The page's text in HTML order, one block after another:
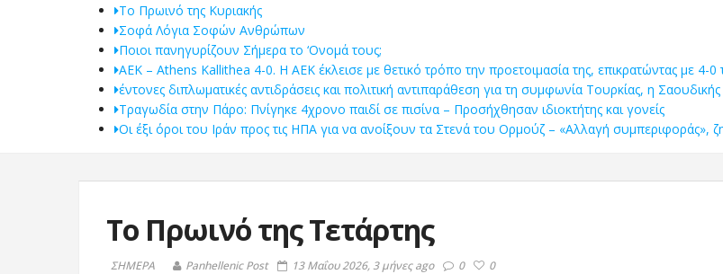
Το Πρωινό της Κυριακής
Σοφά Λόγια Σοφών Ανθρώπων
Ποιοι πανηγυρίζουν Σήμερα το ‘Ονομά τους;
ΑΕΚ – Athens Kallithea 4-0. Η ΑΕΚ έκλεισε με θετικό τρόπο την προετοιμασία της, επικρατώντας με 4-
έντονες διπλωματικές αντιδράσεις και πολιτική αντιπαράθεση για τη συμφωνία Τουρκίας, η
Τραγωδία στην Πάρο: Πνίγηκε 4χρονο παιδί σε πισίνα – Προσήχθησαν ιδιοκτήτης και γονείς
Οι έξι όροι του Ιράν προς τις ΗΠΑ για να ανοίξουν τα Στενά του Ορμούζ – «Αλλαγή συμπεριφοράς»,
Το Πρωινό της Τετάρτης
ΣΗΜΕΡΑ Panhellenic Post 13 Μαΐου 2026, 3 μήνες ago 0 0